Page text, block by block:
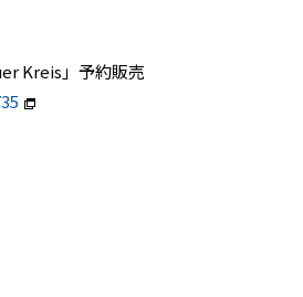
Kreis」予約販売